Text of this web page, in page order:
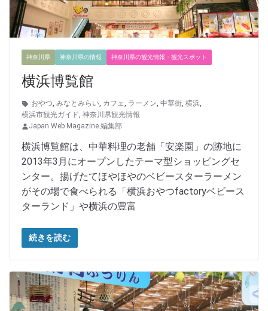
神奈川県 神奈川県の情報 神奈川県の観光情報・観光スポット
横浜博覧館
おやつ, みなとみらい, カフェ, ラーメン, 中華街, 横浜,
横浜市観光ガイド, 神奈川県観光情報
Japan Web Magazine 編集部
横浜博覧館は、中華料理の老舗「安楽園」の跡地に
2013年3月にオープンしたテーマ型ショッピングセ
ンター。揚げたてほやほやのベビースターラーメン
がその場で食べられる「横浜おやつfactoryベビース
ターランド」や横浜の豊富
続きを読む